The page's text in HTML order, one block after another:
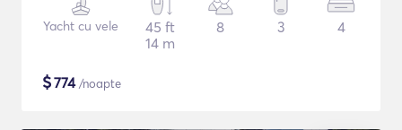
Yacht cu vele
45 ft
14 m
8 3 4
$774/noapte